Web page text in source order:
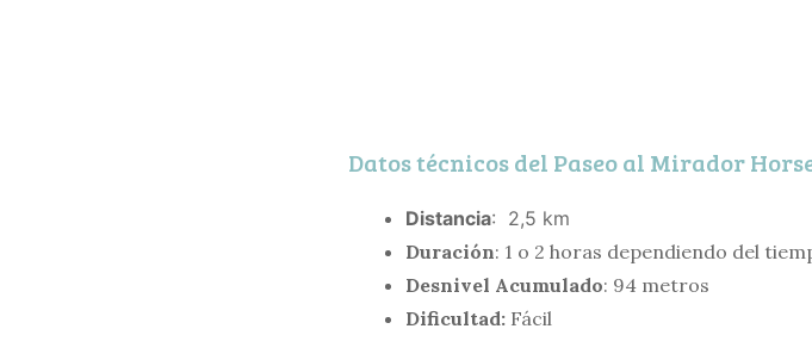
Datos técnicos del Paseo al Mirador
Distancia: 2,5 km
Duración: 1 o 2 horas dependiendo del
Desnivel Acumulado: 94 metros
Dificultad: Fácil